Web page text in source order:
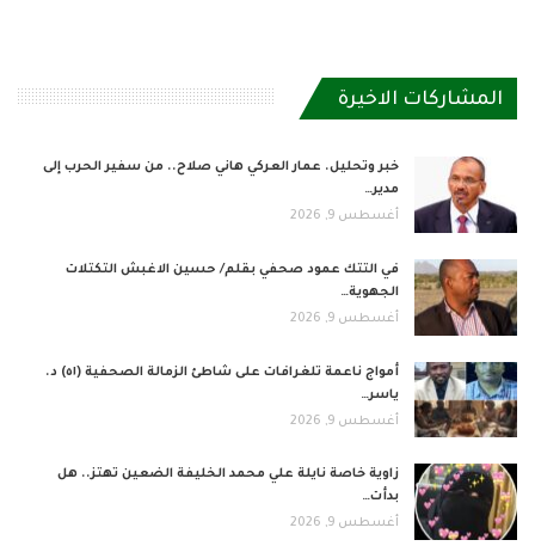
المشاركات الاخيرة
خبر وتحليل. عمار العركي هاني صلاح.. من سفير الحرب إلى
مدير…
أغسطس 9, 2026
في التتك عمود صحفي بقلم/ حسين الاغبش التكتلات
الجهوية…
أغسطس 9, 2026
أمواج ناعمة تلغرافات على شاطئ الزمالة الصحفية (٥١) د.
ياسر…
أغسطس 9, 2026
زاوية خاصة نايلة علي محمد الخليفة الضعين تهتز.. هل
بدأت…
أغسطس 9, 2026